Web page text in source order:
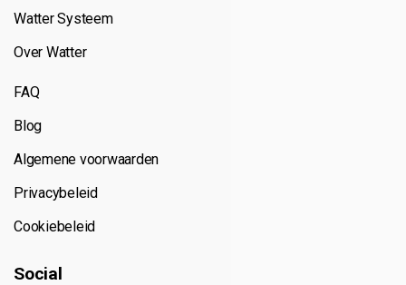
Watter Systeem
Over Watter
FAQ
Blog
Algemene voorwaarden
Privacybeleid
Cookiebeleid
Social